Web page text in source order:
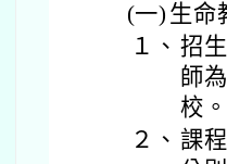
(一) 生命
１、 招
師
校。
２、 課